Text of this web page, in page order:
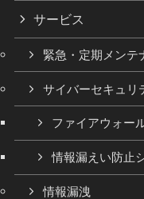
サービス
緊急・定期メンテ
サイバーセキュリ
ファイアウォー
情報漏えい防止
情報漏洩